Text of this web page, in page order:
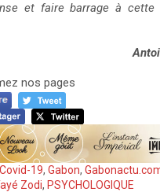
et faire barrage à cette
nos pages
Covid-19, Gabon,
Zodi, PSYCHOLOGIQUE